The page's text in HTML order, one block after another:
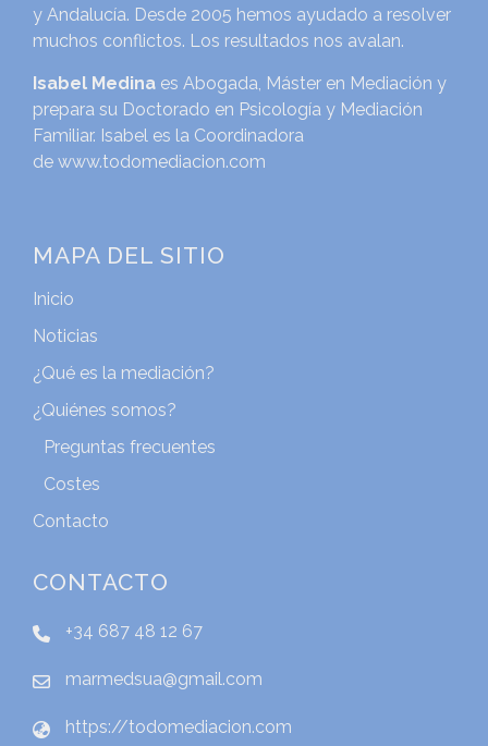
y Andalucía. Desde 2005 hemos ayudado a resolver
muchos conflictos. Los resultados nos avalan.
Isabel Medina es Abogada, Máster en Mediación y
prepara su Doctorado en Psicología y Mediación
Familiar. Isabel es la Coordinadora
de www.todomediacion.com
MAPA DEL SITIO
Inicio
Noticias
¿Qué es la mediación?
¿Quiénes somos?
Preguntas frecuentes
Costes
Contacto
CONTACTO
+34 687 48 12 67
marmedsua@gmail.com
https://todomediacion.com